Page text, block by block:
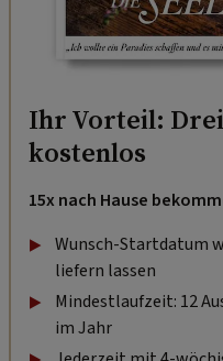
Ihr Vorteil:
kostenlos
15x nach Hause
Wunsch-Startdatum
liefern lassen
Mindestlaufzeit: 12
im Jahr